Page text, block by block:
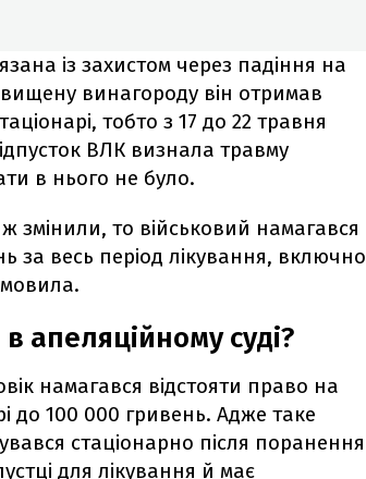
із захистом через падіння на
винагороду він отримав
тобто з 17 до 22 травня
ВЛК визнала травму
в нього не було.
змінили, то військовий намагався
за весь період лікування, включно
апеляційному суді?
намагався відстояти право на
до 100 000 гривень. Адже таке
стаціонарно після поранення
для лікування й має